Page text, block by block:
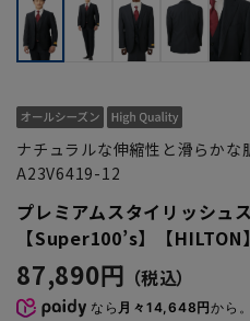
ナチュラルな伸縮性と滑らかな
A23V6419-12
プレミアムスタイリッシュ
【Super100’s】【HILTON】
87,890円
なら 月々14,648円から